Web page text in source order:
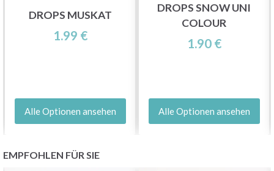
DROPS MUSKAT
1.99 €
Alle Optionen ansehen
DROPS SNOW UNI
COLOUR
1.90 €
Alle Optionen ansehen
EMPFOHLEN FÜR SIE